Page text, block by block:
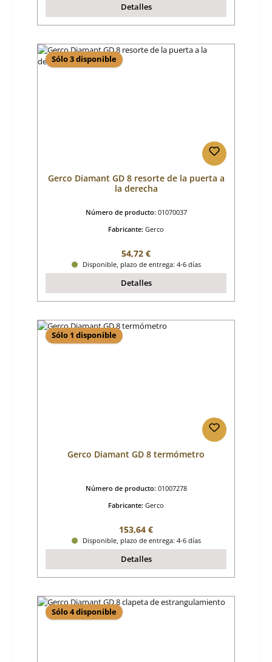
Detalles
Sólo 3 disponible
Gerco Diamant GD 8 resorte de la puerta a
la derecha
Número de producto: 01070037
Fabricante: Gerco
Precio normal:
54,72 €
Disponible, plazo de entrega: 4-6 días
Detalles
Sólo 1 disponible
Gerco Diamant GD 8 termómetro
Número de producto: 01007278
Fabricante: Gerco
Precio normal:
153,64 €
Disponible, plazo de entrega: 4-6 días
Detalles
Sólo 4 disponible